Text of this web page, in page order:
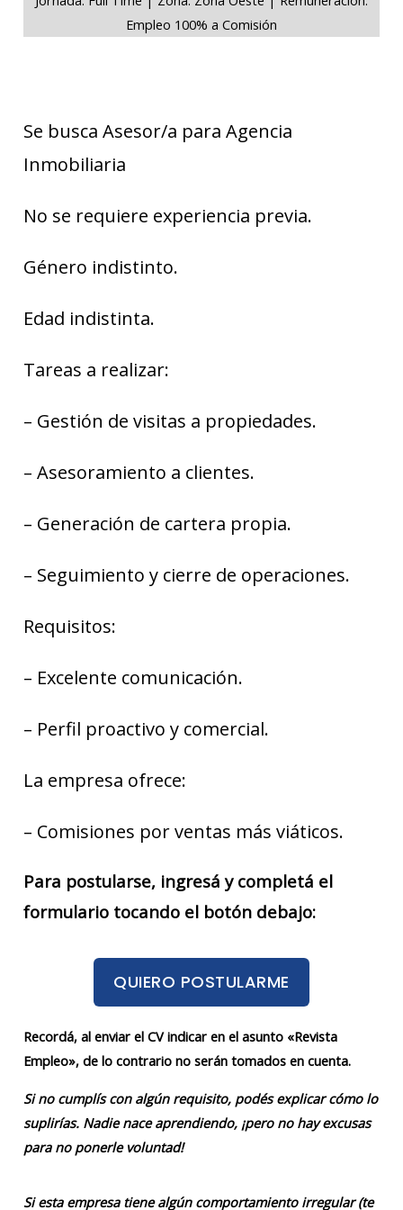
Empleo 100% a Comisión
Se busca Asesor/a para Agencia
Inmobiliaria
No se requiere experiencia previa.
Género indistinto.
Edad indistinta.
Tareas a realizar:
– Gestión de visitas a propiedades.
– Asesoramiento a clientes.
– Generación de cartera propia.
– Seguimiento y cierre de operaciones.
Requisitos:
– Excelente comunicación.
– Perfil proactivo y comercial.
La empresa ofrece:
– Comisiones por ventas más viáticos.
Para postularse, ingresá y completá el
formulario tocando el botón debajo:
QUIERO POSTULARME
Recordá, al enviar el CV indicar en el asunto «Revista
Empleo», de lo contrario no serán tomados en cuenta.
Si no cumplís con algún requisito, podés explicar cómo lo
suplirías. Nadie nace aprendiendo, ¡pero no hay excusas
para no ponerle voluntad!
Si esta empresa tiene algún comportamiento irregular (te